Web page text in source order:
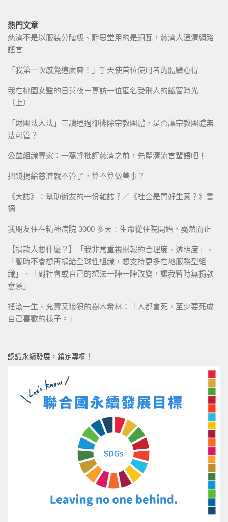
熱門文章
慈濟不是以服裝分階級、靜思堂用的是銅瓦，慈濟人澄清網路
謠言
「我第一次感覺這麼爽！」手天使首位使用者的體驗心得
我在桃園女監的日與夜－專訪一位匿名受刑人的鐵窗時光
（上）
「財團法人法」三讀通過卻排除宗教團體，是否讓宗教團體無
法可管？
公益組織專家：一窩蜂批評慈濟之前，先釐清流言蜚語吧！
把錢捐給慈濟就不管了，算不算做善事？
《大誌》：幫助街友的一份雜誌？／《社企是門好生意？》書
摘
我朋友住在精神病院 3000 多天：生命從住院開始，戞然而止
【捐款人想什麼？】「我非常重視財報的合理度、透明度」、
「暫時不會想再捐給全球性組織，想支持更多在地服務型組
織」、「對社會或自己的想法一陣一陣改變，讓我暫時無捐款
意願」
搖滾一生、充實又狼狽的樹木希林：「人都會死，至少要死成
自己喜歡的樣子。」
認識永續發展，鎖定專欄！